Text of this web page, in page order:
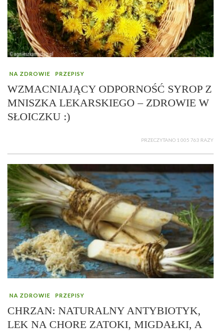
NA ZDROWIE PRZEPISY
WZMACNIAJĄCY ODPORNOŚĆ SYROP Z
MNISZKA LEKARSKIEGO – ZDROWIE W
SŁOICZKU :)
PRZECZYTANO 1 005 763 RAZY
NA ZDROWIE PRZEPISY
CHRZAN: NATURALNY ANTYBIOTYK,
LEK NA CHORE ZATOKI, MIGDAŁKI, A